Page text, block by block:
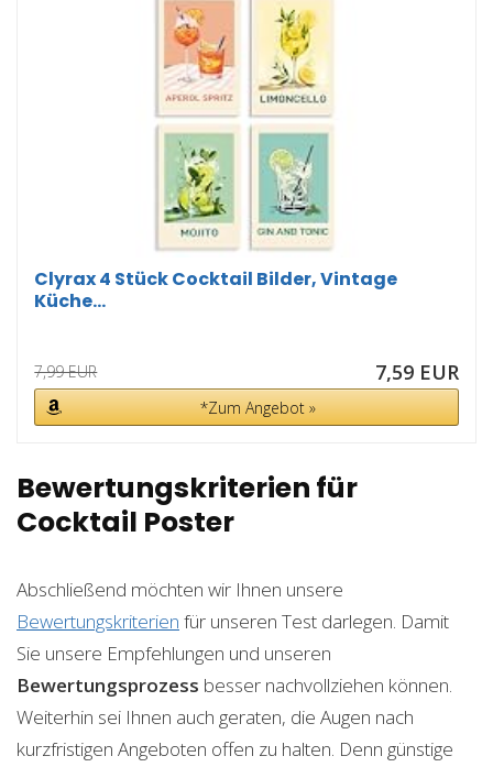
Clyrax 4 Stück Cocktail Bilder, Vintage
Küche...
7,99 EUR 7,59 EUR
*Zum Angebot »
Bewertungskriterien für
Cocktail Poster
Abschließend möchten wir Ihnen unsere
Bewertungskriterien für unseren Test darlegen. Damit
Sie unsere Empfehlungen und unseren
Bewertungsprozess besser nachvollziehen können.
Weiterhin sei Ihnen auch geraten, die Augen nach
kurzfristigen Angeboten offen zu halten. Denn günstige